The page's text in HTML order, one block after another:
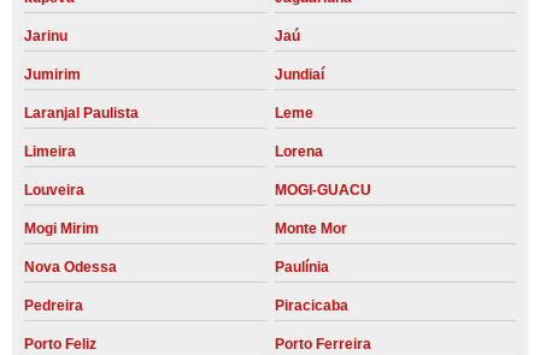
Jarinu Jaú
Jumirim Jundiaí
Laranjal Paulista Leme
Limeira Lorena
Louveira MOGI-GUACU
Mogi Mirim Monte Mor
Nova Odessa Paulínia
Pedreira Piracicaba
Porto Feliz Porto Ferreira